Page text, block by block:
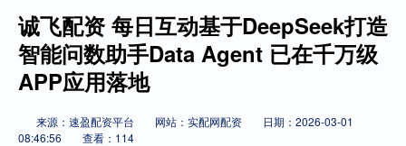
诚飞配资 每日互动基于DeepSeek打造
智能问数助手Data Agent 已在千万级
APP应用落地
来源：速盈配资平台 网站：实配网配资
日期：2026-03-01
08:46:56
查看：114